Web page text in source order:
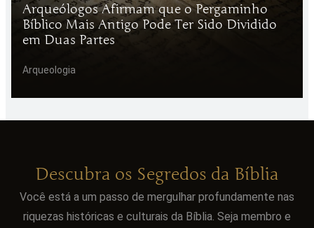
Arqueólogos Afirmam que o Pergaminho
Bíblico Mais Antigo Pode Ter Sido Dividido
em Duas Partes
Arqueologia
Descubra os Segredos da Bíblia
Você está a um passo de mergulhar profundamente nas
riquezas históricas e culturais da Bíblia. Seja membro e